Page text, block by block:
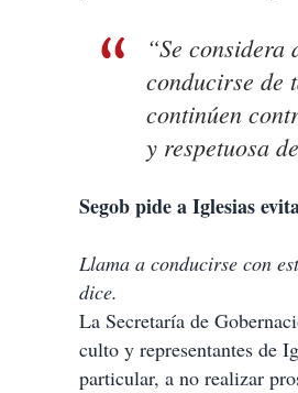
“Se
conducirse de
continúen
y respetuosa
Segob pide a Iglesias
Llama a conducirse con
dice.
La Secretaría de
culto y representantes de
particular, a no realizar